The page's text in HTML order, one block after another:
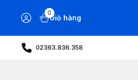
0
Giỏ hàng
02363.836.358